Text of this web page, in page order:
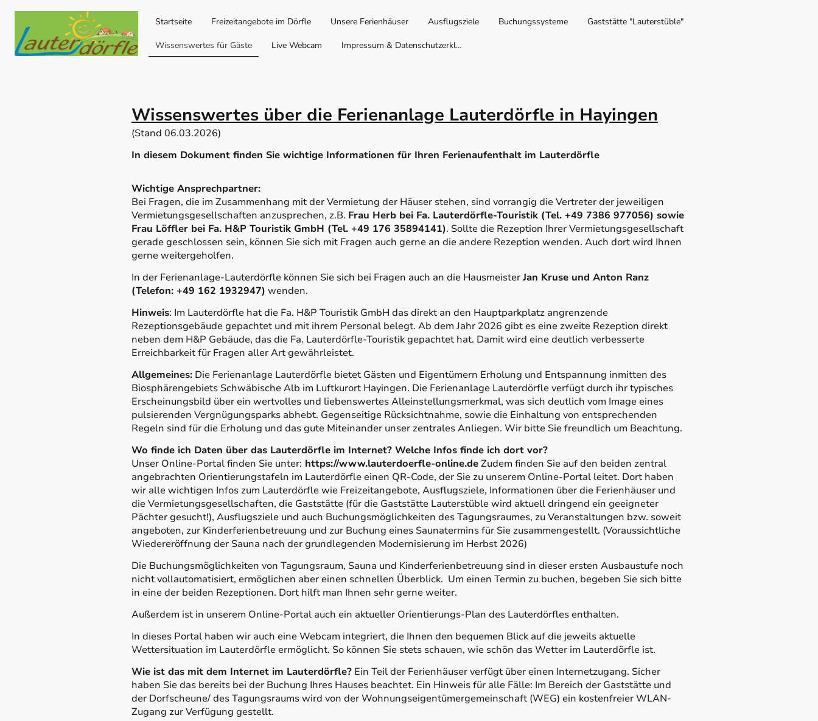
Startseite Freizeitangebote im Dörfle Unsere Ferienhäuser Ausflugsziele Buchungssysteme Gaststätte "Lauterstüble"
Wissenswertes für Gäste Live Webcam Impressum & Datenschutzerklärung
Wissenswertes über die Ferienanlage Lauterdörfle in Hayingen
(Stand 06.03.2026)
In diesem Dokument finden Sie wichtige Informationen für Ihren Ferienaufenthalt im Lauterdörfle
Wichtige Ansprechpartner:
Bei Fragen, die im Zusammenhang mit der Vermietung der Häuser stehen, sind vorrangig die Vertreter der jeweiligen
Vermietungsgesellschaften anzusprechen, z.B. Frau Herb bei Fa. Lauterdörfle-Touristik (Tel. +49 7386 977056) sowie
Frau Löffler bei Fa. H&P Touristik GmbH (Tel. +49 176 35894141). Sollte die Rezeption Ihrer Vermietungsgesellschaft
gerade geschlossen sein, können Sie sich mit Fragen auch gerne an die andere Rezeption wenden. Auch dort wird Ihnen
gerne weitergeholfen.
In der Ferienanlage-Lauterdörfle können Sie sich bei Fragen auch an die HausmeisterJan Kruse und Anton Ranz
(Telefon: +49 162 1932947) wenden.
Hinweis: Im Lauterdörfle hat die Fa. H&P Touristik GmbH das direkt an den Hauptparkplatz angrenzende
Rezeptionsgebäude gepachtet und mit ihrem Personal belegt. Ab dem Jahr 2026 gibt es eine zweite Rezeption direkt
neben dem H&P Gebäude, das die Fa. Lauterdörfle-Touristik gepachtet hat. Damit wird eine deutlich verbesserte
Erreichbarkeit für Fragen aller Art gewährleistet.
Allgemeines: Die Ferienanlage Lauterdörfle bietet Gästen und Eigentümern Erholung und Entspannung inmitten des
Biosphärengebiets Schwäbische Alb im Luftkurort Hayingen. Die Ferienanlage Lauterdörfle verfügt durch ihr typisches
Erscheinungsbild über ein wertvolles und liebenswertes Alleinstellungsmerkmal, was sich deutlich vom Image eines
pulsierenden Vergnügungsparks abhebt. Gegenseitige Rücksichtnahme, sowie die Einhaltung von entsprechenden
Regeln sind für die Erholung und das gute Miteinander unser zentrales Anliegen. Wir bitte Sie freundlich um Beachtung.
Wo finde ich Daten über das Lauterdörfle im Internet? Welche Infos finde ich dort vor?
Unser Online-Portal finden Sie unter: https://www.lauterdoerfle-online.deZudem finden Sie auf den beiden zentral
angebrachten Orientierungstafeln im Lauterdörfle einen QR-Code, der Sie zu unserem Online-Portal leitet. Dort haben
wir alle wichtigen Infos zum Lauterdörfle wie Freizeitangebote, Ausflugsziele, Informationen über die Ferienhäuser und
die Vermietungsgesellschaften, die Gaststätte (für die Gaststätte Lauterstüble wird aktuell dringend ein geeigneter
Pächter gesucht!), Ausflugsziele und auch Buchungsmöglichkeiten des Tagungsraumes, zu Veranstaltungen bzw. soweit
angeboten, zur Kinderferienbetreuung und zur Buchung eines Saunatermins für Sie zusammengestellt. (Voraussichtliche
Wiedereröffnung der Sauna nach der grundlegenden Modernisierung im Herbst 2026)
Die Buchungsmöglichkeiten von Tagungsraum, Sauna und Kinderferienbetreuung sind in dieser ersten Ausbaustufe noch
nicht vollautomatisiert, ermöglichen aber einen schnellen Überblick. Um einen Termin zu buchen, begeben Sie sich bitte
in eine der beiden Rezeptionen. Dort hilft man Ihnen sehr gerne weiter.
Außerdem ist in unserem Online-Portal auch ein aktueller Orientierungs-Plan des Lauterdörfles enthalten.
In dieses Portal haben wir auch eine Webcam integriert, die Ihnen den bequemen Blick auf die jeweils aktuelle
Wettersituation im Lauterdörfle ermöglicht. So können Sie stets schauen, wie schön das Wetter im Lauterdörfle ist.
Wie ist das mit dem Internet im Lauterdörfle? Ein Teil der Ferienhäuser verfügt über einen Internetzugang. Sicher
haben Sie das bereits bei der Buchung Ihres Hauses beachtet. Ein Hinweis für alle Fälle: Im Bereich der Gaststätte und
der Dorfscheune/ des Tagungsraums wird von der Wohnungseigentümergemeinschaft (WEG) ein kostenfreier WLAN-
Zugang zur Verfügung gestellt.